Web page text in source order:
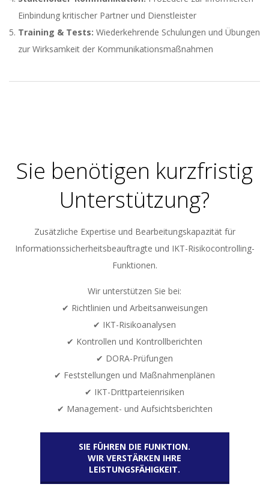
Einbindung kritischer Partner und Dienstleister
Training & Tests: Wiederkehrende Schulungen und Übungen
zur Wirksamkeit der Kommunikationsmaßnahmen
Sie benötigen kurzfristig
Unterstützung?
Zusätzliche Expertise und Bearbeitungskapazität für
Informationssicherheitsbeauftragte und IKT-Risikocontrolling-
Funktionen.
Wir unterstützen Sie bei:
✔ Richtlinien und Arbeitsanweisungen
✔ IKT-Risikoanalysen
✔ Kontrollen und Kontrollberichten
✔ DORA-Prüfungen
✔ Feststellungen und Maßnahmenplänen
✔ IKT-Drittparteienrisiken
✔ Management- und Aufsichtsberichten
SIE FÜHREN DIE FUNKTION.
WIR VERSTÄRKEN IHRE
LEISTUNGSFÄHIGKEIT.